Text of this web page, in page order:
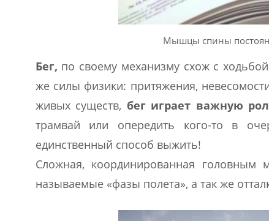
Мышцы спины
Бег, по своему механизму схож с
же силы физики: притяжения,
живых существ, бег играет важную
трамвай или опередить кого-то в
единственный способ выжить!
Сложная, координированная головным
называемые «фазы полета», а так же